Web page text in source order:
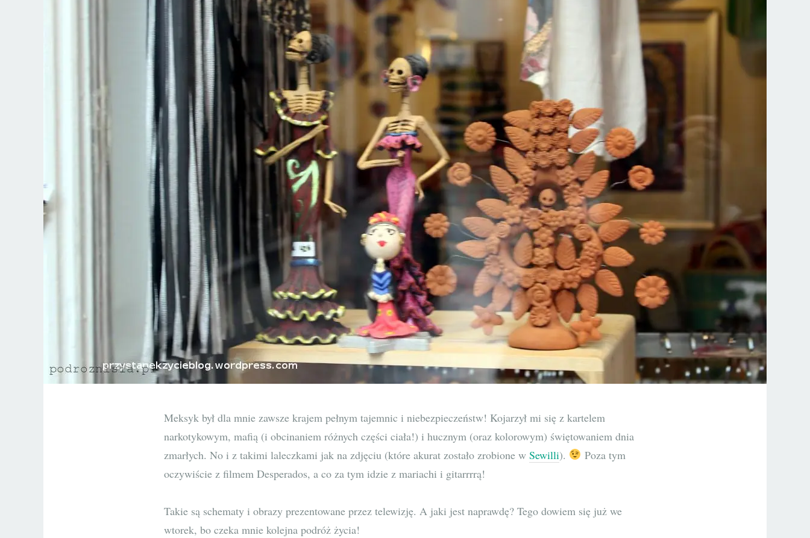
Meksyk był dla mnie zawsze krajem pełnym tajemnic i niebezpieczeństw! Kojarzył mi się z kartelem
narkotykowym, mafią (i obcinaniem różnych części ciała!) i hucznym (oraz kolorowym) świętowaniem dnia
zmarłych. No i z takimi laleczkami jak na zdjęciu (które akurat zostało zrobione w Sewilli).
Poza tym
oczywiście z filmem Desperados, a co za tym idzie z mariachi i gitarrrrą!
Takie są schematy i obrazy prezentowane przez telewizję. A jaki jest naprawdę? Tego dowiem się już we
wtorek, bo czeka mnie kolejna podróż życia!